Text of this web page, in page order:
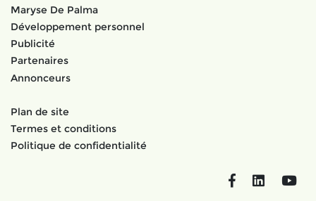
Maryse De Palma
Développement personnel
Publicité
Partenaires
Annonceurs
Plan de site
Termes et conditions
Politique de confidentialité
FacebookLinkedIn